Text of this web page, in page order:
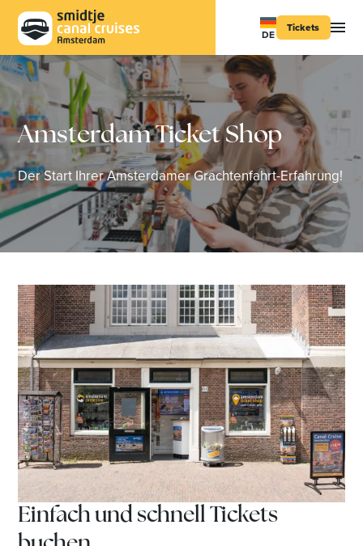
DE Tickets
Amsterdam Ticket Shop
Der Start Ihrer Amsterdamer Grachtenfahrt-Erfahrung!
Einfach und schnell Tickets